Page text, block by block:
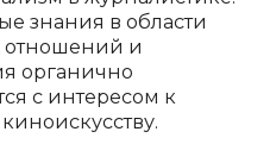
знания в области
отношений и
органично
с интересом к